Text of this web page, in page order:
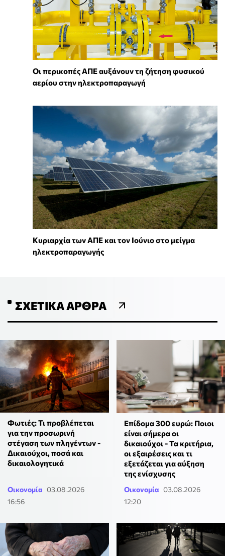
Οι περικοπές ΑΠΕ αυξάνουν τη ζήτηση φυσικού
αερίου στην ηλεκτροπαραγωγή
Κυριαρχία των ΑΠΕ και τον Ιούνιο στο μείγμα
ηλεκτροπαραγωγής
ΣΧΕΤΙΚΆ ΆΡΘΡΑ
Φωτιές: Τι προβλέπεται
για την προσωρινή
στέγαση των πληγέντων -
Δικαιούχοι, ποσά και
δικαιολογητικά
Οικονομία 03.08.2026
16:56
Επίδομα 300 ευρώ: Ποιοι
είναι σήμερα οι
δικαιούχοι - Τα κριτήρια,
οι εξαιρέσεις και τι
εξετάζεται για αύξηση
της ενίσχυσης
Οικονομία 03.08.2026
12:20